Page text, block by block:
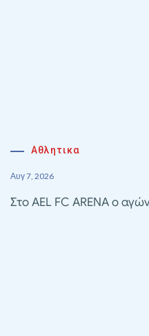
Αθλητικα
Αυγ 7, 2026
Στο AEL FC ARENA ο